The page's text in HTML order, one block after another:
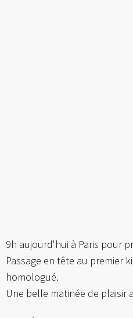
9h aujourd'hui à Paris pour
Passage en tête au premier
homologué.
Une belle matinée de plaisir